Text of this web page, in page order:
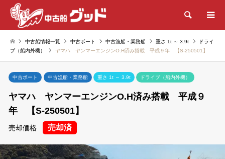
検索
中古船情報一覧 中古ボート 中古漁船・業務船 重さ 1t ～ 3.9t
ドライ
ブ（船内外機）
ヤマハ ヤンマーエンジンO.H済み搭載 平成９年 【S-250501】
中古ボート 中古漁船・業務船 重さ 1t ～ 3.9t ドライブ（船内外機）
ヤマハ ヤンマーエンジンO.H済み搭載 平成９
年 【S-250501】
売却価格 売却済